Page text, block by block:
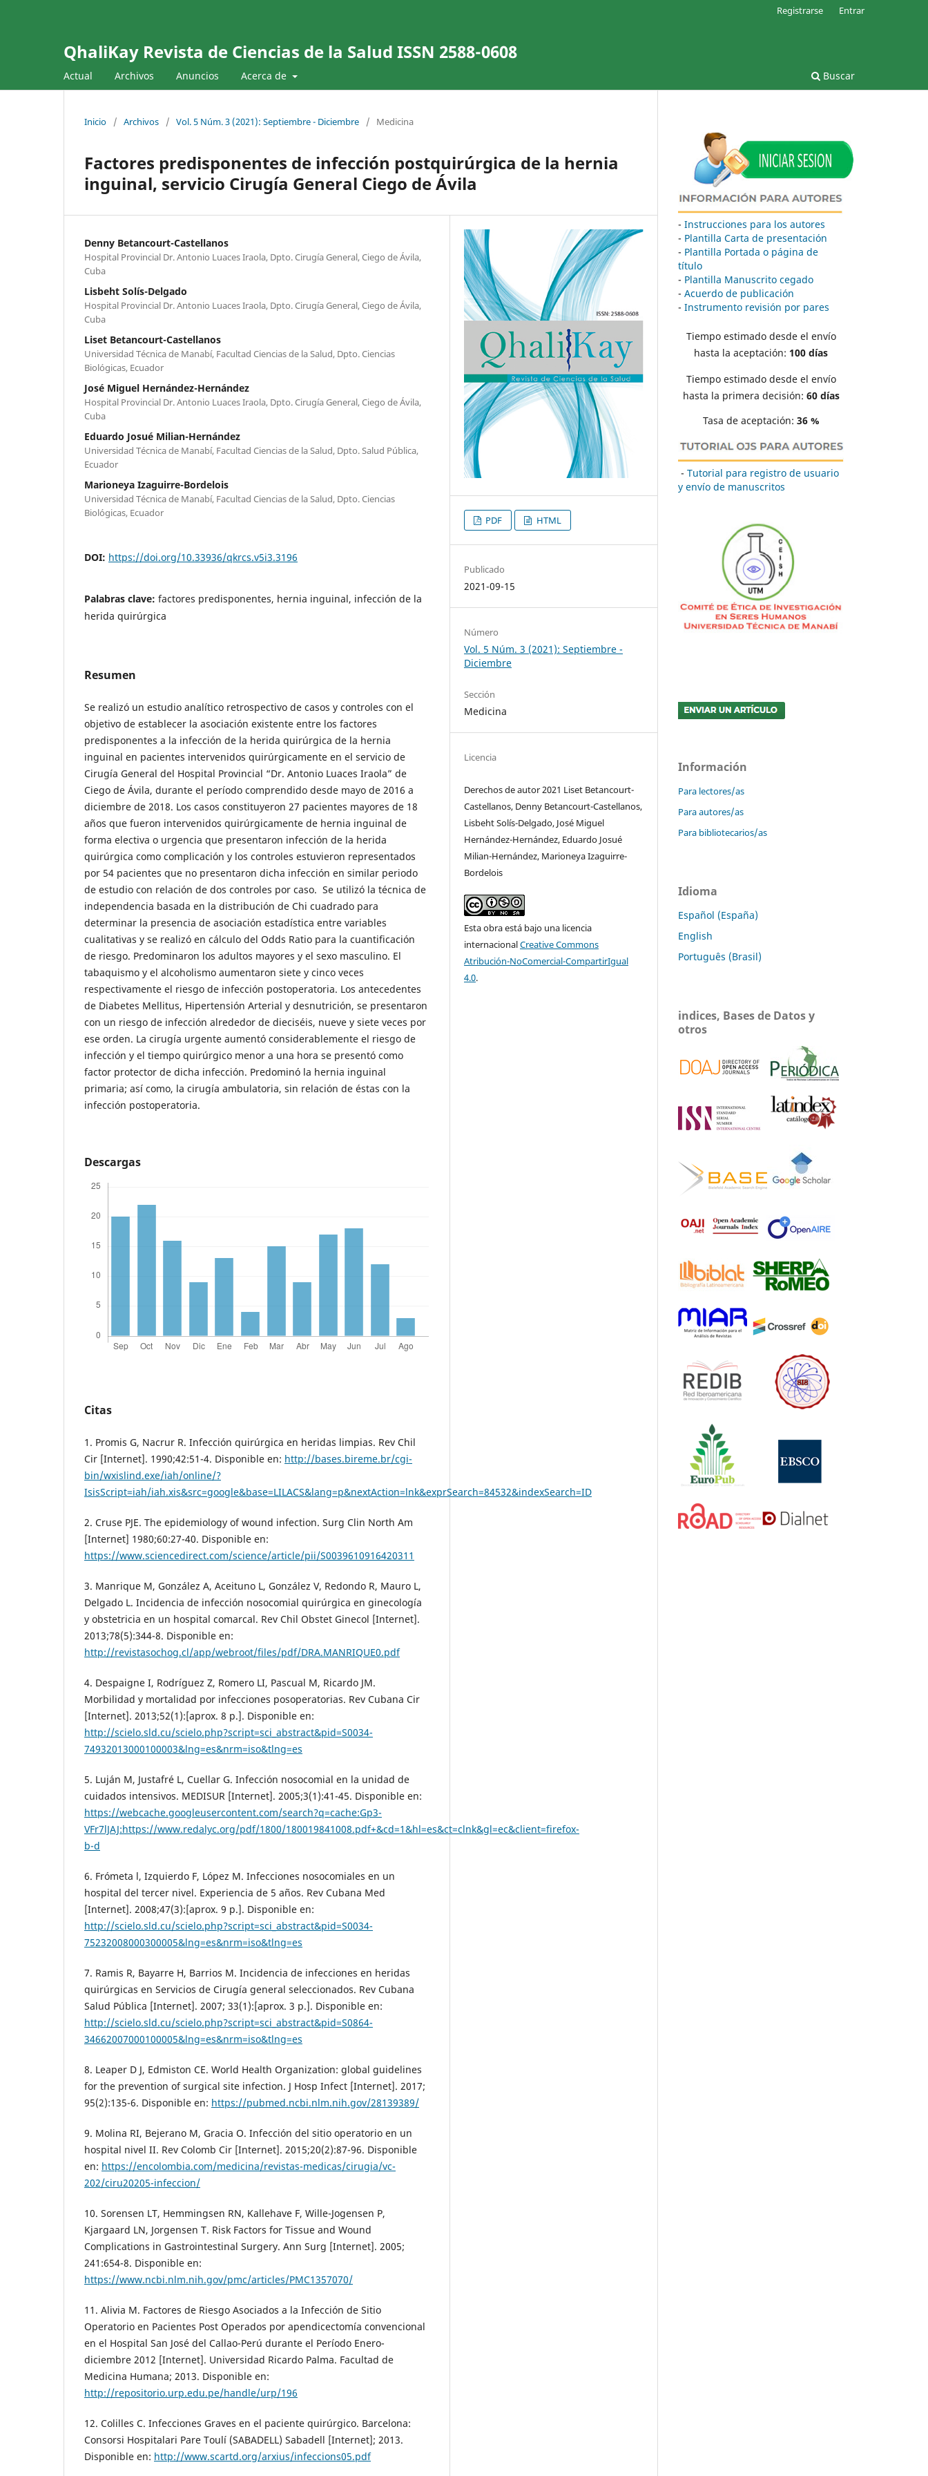
QhaliKay Revista de Ciencias de la Salud ISSN 2588-0608
Actual Archivos Anuncios Acerca de Buscar
Registrarse Entrar
Inicio / Archivos / Vol. 5 Núm. 3 (2021): Septiembre - Diciembre / Medicina
Factores predisponentes de infección postquirúrgica de la hernia
inguinal, servicio Cirugía General Ciego de Ávila
Denny Betancourt-Castellanos
Hospital Provincial Dr. Antonio Luaces Iraola, Dpto. Cirugía General, Ciego de Ávila,
Cuba
Lisbeht Solís-Delgado
Hospital Provincial Dr. Antonio Luaces Iraola, Dpto. Cirugía General, Ciego de Ávila,
Cuba
Liset Betancourt-Castellanos
Universidad Técnica de Manabí, Facultad Ciencias de la Salud, Dpto. Ciencias
Biológicas, Ecuador
José Miguel Hernández-Hernández
Hospital Provincial Dr. Antonio Luaces Iraola, Dpto. Cirugía General, Ciego de Ávila,
Cuba
Eduardo Josué Milian-Hernández
Universidad Técnica de Manabí, Facultad Ciencias de la Salud, Dpto. Salud Pública,
Ecuador
Marioneya Izaguirre-Bordelois
Universidad Técnica de Manabí, Facultad Ciencias de la Salud, Dpto. Ciencias
Biológicas, Ecuador
DOI: https://doi.org/10.33936/qkrcs.v5i3.3196
Palabras clave: factores predisponentes, hernia inguinal, infección de la
herida quirúrgica
Resumen
Se realizó un estudio analítico retrospectivo de casos y controles con el
objetivo de establecer la asociación existente entre los factores
predisponentes a la infección de la herida quirúrgica de la hernia
inguinal en pacientes intervenidos quirúrgicamente en el servicio de
Cirugía General del Hospital Provincial “Dr. Antonio Luaces Iraola” de
Ciego de Ávila, durante el período comprendido desde mayo de 2016 a
diciembre de 2018. Los casos constituyeron 27 pacientes mayores de 18
años que fueron intervenidos quirúrgicamente de hernia inguinal de
forma electiva o urgencia que presentaron infección de la herida
quirúrgica como complicación y los controles estuvieron representados
por 54 pacientes que no presentaron dicha infección en similar periodo
de estudio con relación de dos controles por caso. Se utilizó la técnica de
independencia basada en la distribución de Chi cuadrado para
determinar la presencia de asociación estadística entre variables
cualitativas y se realizó en cálculo del Odds Ratio para la cuantificación
de riesgo. Predominaron los adultos mayores y el sexo masculino. El
tabaquismo y el alcoholismo aumentaron siete y cinco veces
respectivamente el riesgo de infección postoperatoria. Los antecedentes
de Diabetes Mellitus, Hipertensión Arterial y desnutrición, se presentaron
con un riesgo de infección alrededor de dieciséis, nueve y siete veces por
ese orden. La cirugía urgente aumentó considerablemente el riesgo de
infección y el tiempo quirúrgico menor a una hora se presentó como
factor protector de dicha infección. Predominó la hernia inguinal
primaria; así como, la cirugía ambulatoria, sin relación de éstas con la
infección postoperatoria.
Descargas
Citas
1. Promis G, Nacrur R. Infección quirúrgica en heridas limpias. Rev Chil
Cir [Internet]. 1990;42:51-4. Disponible en: http://bases.bireme.br/cgi-
bin/wxislind.exe/iah/online/?
IsisScript=iah/iah.xis&src=google&base=LILACS&lang=p&nextAction=lnk&exprSearch=84532&indexSearch=ID
2. Cruse PJE. The epidemiology of wound infection. Surg Clin North Am
[Internet] 1980;60:27-40. Disponible en:
https://www.sciencedirect.com/science/article/pii/S0039610916420311
3. Manrique M, González A, Aceituno L, González V, Redondo R, Mauro L,
Delgado L. Incidencia de infección nosocomial quirúrgica en ginecología
y obstetricia en un hospital comarcal. Rev Chil Obstet Ginecol [Internet].
2013;78(5):344-8. Disponible en:
http://revistasochog.cl/app/webroot/files/pdf/DRA.MANRIQUE0.pdf
4. Despaigne I, Rodríguez Z, Romero LI, Pascual M, Ricardo JM.
Morbilidad y mortalidad por infecciones posoperatorias. Rev Cubana Cir
[Internet]. 2013;52(1):[aprox. 8 p.]. Disponible en:
http://scielo.sld.cu/scielo.php?script=sci_abstract&pid=S0034-
74932013000100003&lng=es&nrm=iso&tlng=es
5. Luján M, Justafré L, Cuellar G. Infección nosocomial en la unidad de
cuidados intensivos. MEDISUR [Internet]. 2005;3(1):41-45. Disponible en:
https://webcache.googleusercontent.com/search?q=cache:Gp3-
VFr7lJAJ:https://www.redalyc.org/pdf/1800/180019841008.pdf+&cd=1&hl=es&ct=clnk&gl=ec&client=firefox-
b-d
6. Frómeta l, Izquierdo F, López M. Infecciones nosocomiales en un
hospital del tercer nivel. Experiencia de 5 años. Rev Cubana Med
[Internet]. 2008;47(3):[aprox. 9 p.]. Disponible en:
http://scielo.sld.cu/scielo.php?script=sci_abstract&pid=S0034-
75232008000300005&lng=es&nrm=iso&tlng=es
7. Ramis R, Bayarre H, Barrios M. Incidencia de infecciones en heridas
quirúrgicas en Servicios de Cirugía general seleccionados. Rev Cubana
Salud Pública [Internet]. 2007; 33(1):[aprox. 3 p.]. Disponible en:
http://scielo.sld.cu/scielo.php?script=sci_abstract&pid=S0864-
34662007000100005&lng=es&nrm=iso&tlng=es
8. Leaper D J, Edmiston CE. World Health Organization: global guidelines
for the prevention of surgical site infection. J Hosp Infect [Internet]. 2017;
95(2):135-6. Disponible en: https://pubmed.ncbi.nlm.nih.gov/28139389/
9. Molina RI, Bejerano M, Gracia O. Infección del sitio operatorio en un
hospital nivel II. Rev Colomb Cir [Internet]. 2015;20(2):87-96. Disponible
en: https://encolombia.com/medicina/revistas-medicas/cirugia/vc-
202/ciru20205-infeccion/
10. Sorensen LT, Hemmingsen RN, Kallehave F, Wille-Jogensen P,
Kjargaard LN, Jorgensen T. Risk Factors for Tissue and Wound
Complications in Gastrointestinal Surgery. Ann Surg [Internet]. 2005;
241:654-8. Disponible en:
https://www.ncbi.nlm.nih.gov/pmc/articles/PMC1357070/
11. Alivia M. Factores de Riesgo Asociados a la Infección de Sitio
Operatorio en Pacientes Post Operados por apendicectomía convencional
en el Hospital San José del Callao-Perú durante el Período Enero-
diciembre 2012 [Internet]. Universidad Ricardo Palma. Facultad de
Medicina Humana; 2013. Disponible en:
http://repositorio.urp.edu.pe/handle/urp/196
12. Colilles C. Infecciones Graves en el paciente quirúrgico. Barcelona:
Consorsi Hospitalari Pare Toulí (SABADELL) Sabadell [Internet]; 2013.
Disponible en: http://www.scartd.org/arxius/infeccions05.pdf
PDF HTML
Publicado
2021-09-15
Número
Vol. 5 Núm. 3 (2021): Septiembre -
Diciembre
Sección
Medicina
Licencia
Derechos de autor 2021 Liset Betancourt-
Castellanos, Denny Betancourt-Castellanos,
Lisbeht Solís-Delgado, José Miguel
Hernández-Hernández, Eduardo Josué
Milian-Hernández, Marioneya Izaguirre-
Bordelois
Esta obra está bajo una licencia
internacionalCreative Commons
Atribución-NoComercial-CompartirIgual
4.0.
- Instrucciones para los autores
- Plantilla Carta de presentación
- Plantilla Portada o página de
título
- Plantilla Manuscrito cegado
- Acuerdo de publicación
- Instrumento revisión por pares
Tiempo estimado desde el envío
hasta la aceptación: 100 días
Tiempo estimado desde el envío
hasta la primera decisión: 60 días
Tasa de aceptación: 36 %
- Tutorial para registro de usuario
y envío de manuscritos
Información
Para lectores/as
Para autores/as
Para bibliotecarios/as
Idioma
Español (España)
English
Português (Brasil)
indices, Bases de Datos y
otros